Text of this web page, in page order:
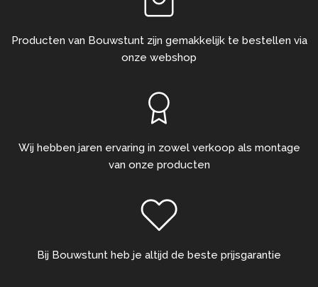
Producten van Bouwstunt zijn gemakkelijk te bestellen via
onze webshop
Wij hebben jaren ervaring in zowel verkoop als montage
van onze producten
Bij Bouwstunt heb je altijd de beste prijsgarantie